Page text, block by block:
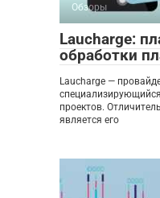
Обзоры
Laucharge:
обработки
Laucharge —
проектов.
является его